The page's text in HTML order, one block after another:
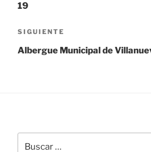
19
Siguiente
entrada
SIGUIENTE
Albergue Municipal de